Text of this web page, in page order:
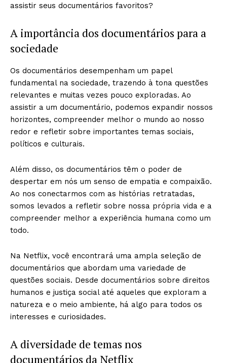
assistir seus documentários favoritos?
A importância dos documentários para a
sociedade
Os documentários desempenham um papel
fundamental na sociedade, trazendo à tona questões
relevantes e muitas vezes pouco exploradas. Ao
assistir a um documentário, podemos expandir nossos
horizontes, compreender melhor o mundo ao nosso
redor e refletir sobre importantes temas sociais,
políticos e culturais.
Além disso, os documentários têm o poder de
despertar em nós um senso de empatia e compaixão.
Ao nos conectarmos com as histórias retratadas,
somos levados a refletir sobre nossa própria vida e a
compreender melhor a experiência humana como um
todo.
Na Netflix, você encontrará uma ampla seleção de
documentários que abordam uma variedade de
questões sociais. Desde documentários sobre direitos
humanos e justiça social até aqueles que exploram a
natureza e o meio ambiente, há algo para todos os
interesses e curiosidades.
A diversidade de temas nos
documentários da Netflix